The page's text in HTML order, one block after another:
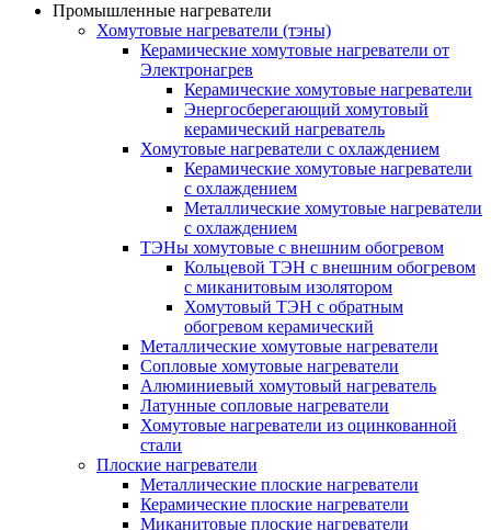
Промышленные нагреватели
Хомутовые нагреватели (тэны)
Керамические хомутовые нагреватели от
Электронагрев
Керамические хомутовые нагреватели
Энергосберегающий хомутовый
керамический нагреватель
Хомутовые нагреватели с охлаждением
Керамические хомутовые нагреватели
с охлаждением
Металлические хомутовые нагреватели
с охлаждением
ТЭНы хомутовые с внешним обогревом
Кольцевой ТЭН с внешним обогревом
с миканитовым изолятором
Хомутовый ТЭН с обратным
обогревом керамический
Металлические хомутовые нагреватели
Сопловые хомутовые нагреватели
Алюминиевый хомутовый нагреватель
Латунные сопловые нагреватели
Хомутовые нагреватели из оцинкованной
стали
Плоские нагреватели
Металлические плоские нагреватели
Керамические плоские нагреватели
Миканитовые плоские нагреватели